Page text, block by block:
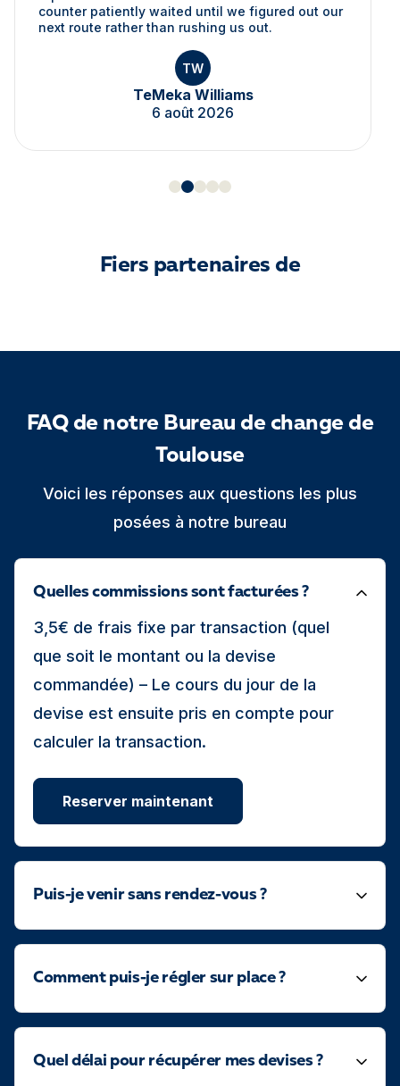
counter patiently waited until we figured out our
next route rather than rushing us out.
TW
TeMeka Williams
6 août 2026
Fiers partenaires de
FAQ de notre Bureau de change de
Toulouse
Voici les réponses aux questions les plus
posées à notre bureau
Quelles commissions sont facturées ?
3,5€ de frais fixe par transaction (quel
que soit le montant ou la devise
commandée) – Le cours du jour de la
devise est ensuite pris en compte pour
calculer la transaction.
Reserver maintenant
Puis-je venir sans rendez-vous ?
Comment puis-je régler sur place ?
Quel délai pour récupérer mes devises ?